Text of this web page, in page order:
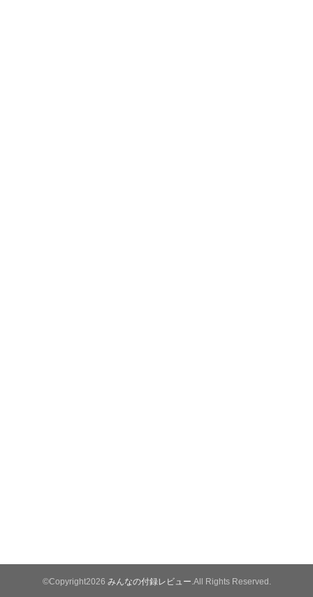
©Copyright2026 みんなの付録レビュー .All Rights Reserved.